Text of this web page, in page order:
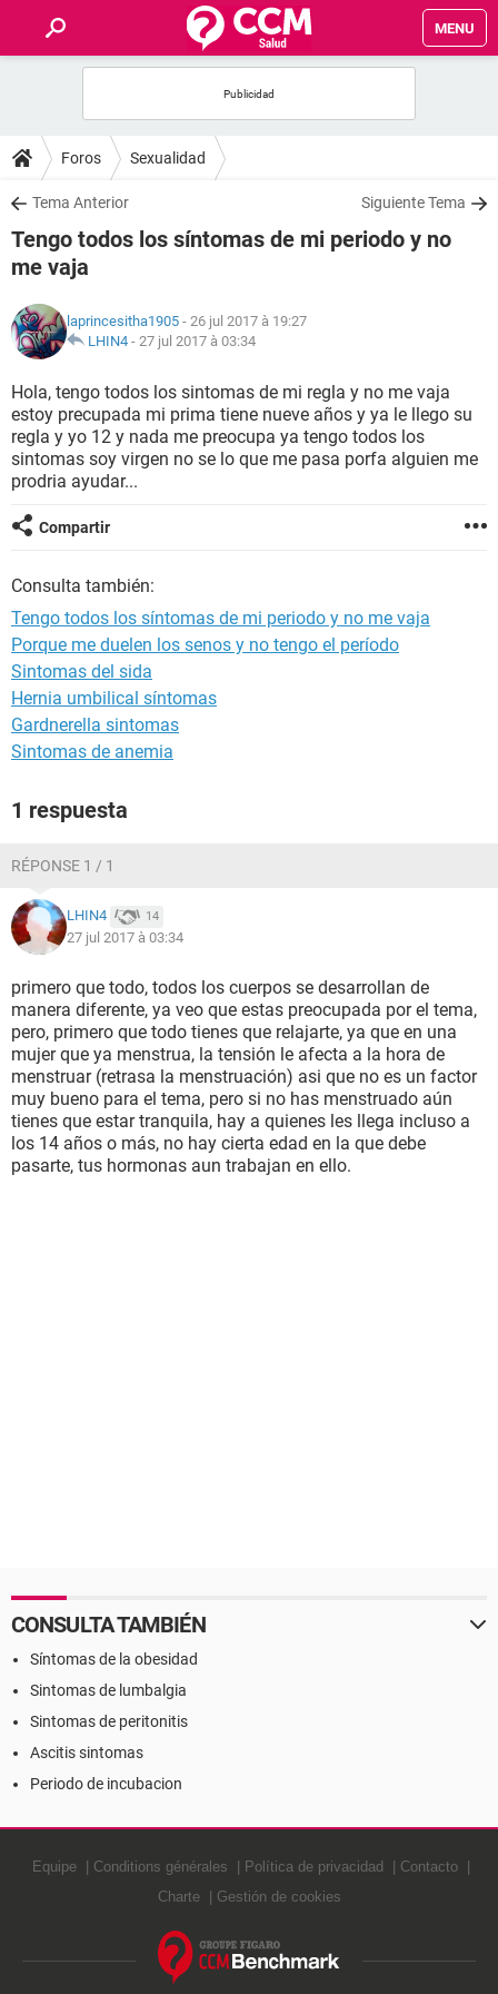
MENU
FORUMS
SALUD
FAMILIA
NUTRICIÓN
SEXUALIDAD
GLOSARIO
Foros Sexualidad
Tema Anterior Siguiente Tema
Tengo todos los síntomas de mi periodo y no
me vaja
laprincesitha1905 - 26 jul 2017 à 19:27
LHIN4 - 27 jul 2017 à 03:34
Hola, tengo todos los sintomas de mi regla y no me vaja
estoy precupada mi prima tiene nueve años y ya le llego su
regla y yo 12 y nada me preocupa ya tengo todos los
sintomas soy virgen no se lo que me pasa porfa alguien me
prodria ayudar...
Compartir
Consulta también:
Tengo todos los síntomas de mi periodo y no me vaja
Porque me duelen los senos y no tengo el período
Sintomas del sida
Hernia umbilical síntomas
Gardnerella sintomas
Sintomas de anemia
1 respuesta
RÉPONSE 1 / 1
LHIN4 14
27 jul 2017 à 03:34
primero que todo, todos los cuerpos se desarrollan de
manera diferente, ya veo que estas preocupada por el tema,
pero, primero que todo tienes que relajarte, ya que en una
mujer que ya menstrua, la tensión le afecta a la hora de
menstruar (retrasa la menstruación) asi que no es un factor
muy bueno para el tema, pero si no has menstruado aún
tienes que estar tranquila, hay a quienes les llega incluso a
los 14 años o más, no hay cierta edad en la que debe
pasarte, tus hormonas aun trabajan en ello.
CONSULTA TAMBIÉN
Síntomas de la obesidad
Sintomas de lumbalgia
Sintomas de peritonitis
Ascitis sintomas
Periodo de incubacion
Equipe Conditions générales Política de privacidad
Contacto
Charte
Gestión de cookies